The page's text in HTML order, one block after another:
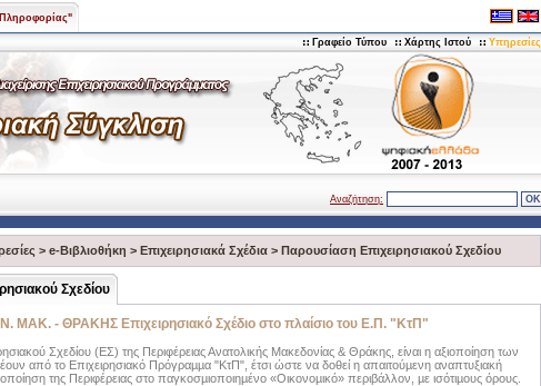
Γραφείο Τύπου Χάρτης Ιστού Υπηρεσίες
Αναζήτηση:
> e-Βιβλιοθήκη > Επιχειρησιακά Σχέδια > Παρουσίαση Επιχειρησιακού Σχεδίου
Σχεδίου
ΜΑΚ. - ΘΡΑΚΗΣ Επιχειρησιακό Σχέδιο στο πλαίσιο του Ε.Π. "ΚτΠ"
Σχεδίου (ΕΣ) της Περιφέρειας Ανατολικής Μακεδονίας & Θράκης, είναι η αξιοποίηση των
από το Επιχειρησιακό Πρόγραµµα "ΚτΠ", έτσι ώστε να δοθεί η απαιτούµενη αναπτυξιακή
της Περιφέρειας στο παγκοσµιοποιηµένο «Οικονοµικό» περιβάλλον, µε ισότιµους όρους.